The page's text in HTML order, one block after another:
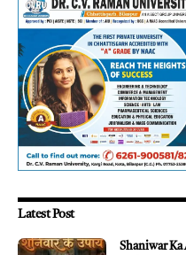
Latest Post
Shaniwar Ka